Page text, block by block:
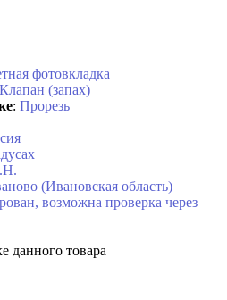
фотовкладка
Клапан (запах)
: Прорезь
(Ивановская область)
возможна проверка через
данного товара